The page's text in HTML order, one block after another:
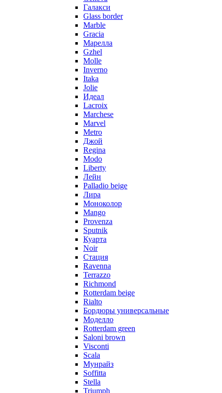
Галакси
Glass border
Marble
Gracia
Марелла
Gzhel
Molle
Inverno
Itaka
Jolie
Идеал
Lacroix
Marchese
Marvel
Metro
Джой
Regina
Modo
Liberty
Лейн
Palladio beige
Лира
Моноколор
Mango
Provenza
Sputnik
Куарта
Noir
Стация
Ravenna
Terrazzo
Richmond
Rotterdam beige
Rialto
Бордюры универсальные
Моделло
Rotterdam green
Saloni brown
Visconti
Scala
Мунрайз
Soffitta
Stella
Triumph